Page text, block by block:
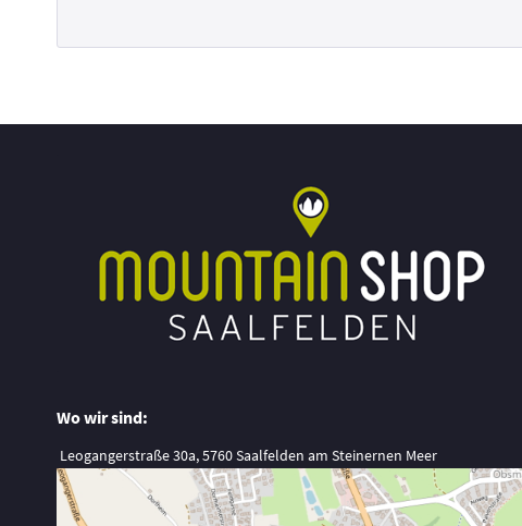
Wo wir sind:
Leogangerstraße 30a, 5760 Saalfelden am Steinernen Meer